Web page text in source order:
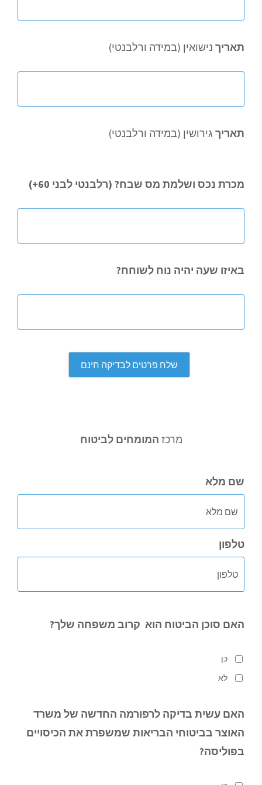
תאריך נישואין (במידה ורלבנטי)
תאריך גירושין (במידה ורלבנטי)
מכרת נכס ושלמת מס שבח? (רלבנטי לבני 60+)
באיזו שעה יהיה נוח לשוחח?
מרכז המומחים לביטוח
שם מלא
טלפון
האם סוכן הביטוח הוא קרוב משפחה שלך?
כן
לא
האם עשית בדיקה לרפורמה החדשה של משרד
האוצר בביטוחי הבריאות שמשפרת את הכיסויים
בפוליסה?